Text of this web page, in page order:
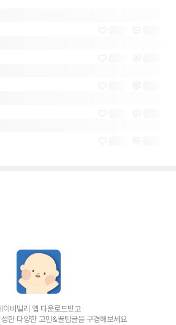
이비빌리 앱 다운로드받고
한 다양한 고민&꿀팁글을 구경해보세요